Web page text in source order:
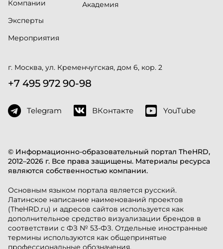
© Информационно-образовательный портал TheHRD,
2012–2026 г. Все права защищены. Материалы ресурса
являются собственностью компании.
Основным языком портала является русский.
Латинское написание наименований проектов
(TheHRD.ru) и адресов сайтов используется как
дополнительное средство визуализации брендов в
соответствии с ФЗ № 53-ФЗ. Отдельные иностранные
термины используются как общепринятые
профессиональные обозначения.
Компании
Эксперты
Мероприятия
Академия
г. Москва, ул. Кременчугская, дом 6, кор. 2
+7 495 972 90-98
Telegram ВКонтакте YouTube